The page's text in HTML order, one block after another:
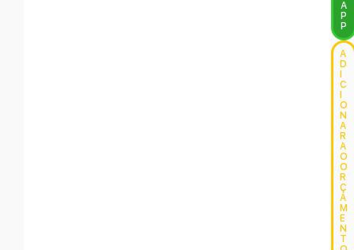
A
P
P
A
D
C
O
N
A
R
A
O
O
R
Ç
A
M
E
N
T